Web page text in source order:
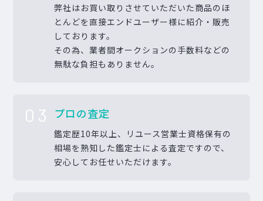
弊社はお買い取りさせていただいた商品のほ
とんどを直接エンドユーザー様に紹介・販売
しております。
その為、業者間オークションの手数料などの
無駄な負担もありません。
03 プロの査定
鑑定歴10年以上、リユース営業士資格保有の
相場を熟知した鑑定士による査定ですので、
安心してお任せいただけます。